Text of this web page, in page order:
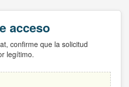
acceso
confirme que la solicitud
legítimo.